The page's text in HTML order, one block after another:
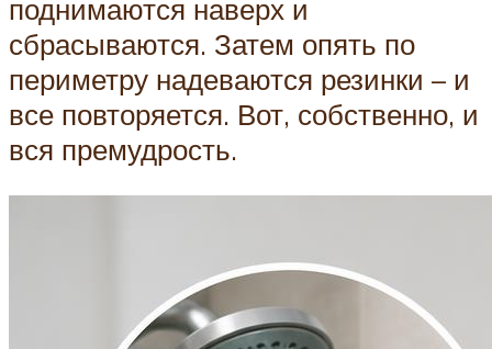
поднимаются наверх и
сбрасываются. Затем опять по
периметру надеваются резинки – и
все повторяется. Вот, собственно, и
вся премудрость.